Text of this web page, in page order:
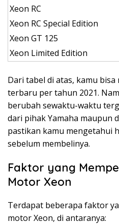
Xeon RC
Xeon RC Special Edition
Xeon GT 125
Xeon Limited Edition
Dari tabel di atas, kamu
terbaru per tahun 2021.
berubah sewaktu-waktu
dari pihak Yamaha maupun
pastikan kamu mengetahui
sebelum membelinya.
Faktor yang
Motor Xeon
Terdapat beberapa faktor
motor Xeon, di antaranya: